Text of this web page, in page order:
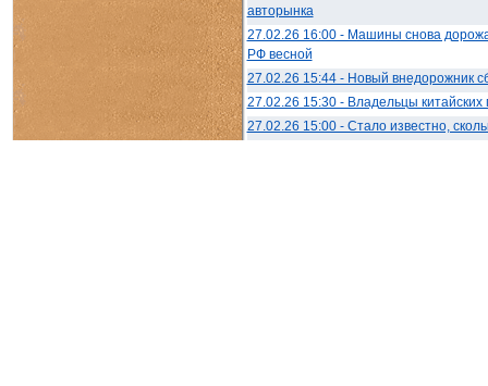
авторынка
27.02.26 16:00 - Машины снова
РФ весной
27.02.26 15:44 - Новый внедорожник
27.02.26 15:30 - Владельцы
27.02.26 15:00 - Стало известно,